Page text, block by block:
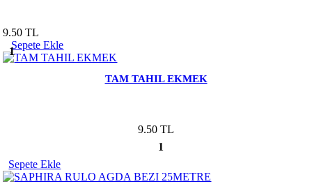
9.50 TL
1
Sepete Ekle
TAM TAHIL EKMEK
9.50 TL
1
Sepete Ekle